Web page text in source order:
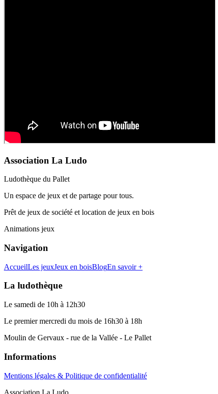
Association La Ludo
Ludothèque du Pallet
Un espace de jeux et de partage pour tous.
Prêt de jeux de société et location de jeux en bois
Animations jeux
Navigation
AccueilLes jeuxJeux en boisBlogEn savoir +
La ludothèque
Le samedi de 10h à 12h30
Le premier mercredi du mois de 16h30 à 18h
Moulin de Gervaux - rue de la Vallée - Le Pallet
Informations
Mentions légales & Politique de confidentialité
Association La Ludo